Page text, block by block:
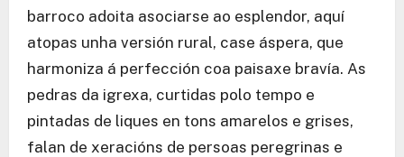
barroco adoita asociarse ao esplendor, aquí
atopas unha versión rural, case áspera, que
harmoniza á perfección coa paisaxe bravía. As
pedras da igrexa, curtidas polo tempo e
pintadas de liques en tons amarelos e grises,
falan de xeracións de persoas peregrinas e